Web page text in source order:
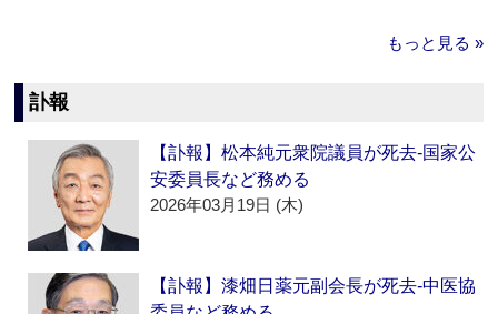
もっと見る »
訃報
【訃報】松本純元衆院議員が死去‐国家公
安委員長など務める
2026年03月19日 (木)
【訃報】漆畑日薬元副会長が死去‐中医協